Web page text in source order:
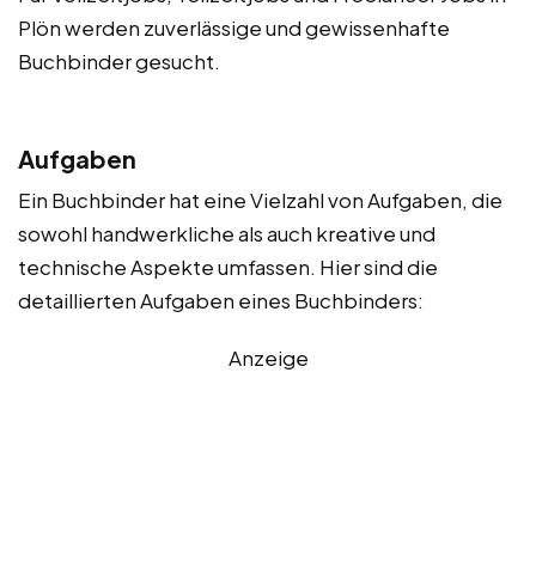
Plön werden zuverlässige und gewissenhafte
Buchbinder gesucht.
Aufgaben
Ein Buchbinder hat eine Vielzahl von Aufgaben, die
sowohl handwerkliche als auch kreative und
technische Aspekte umfassen. Hier sind die
detaillierten Aufgaben eines Buchbinders:
Anzeige